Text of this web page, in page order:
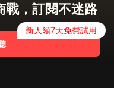
戰，訂閱不迷路
新人領7天免費試用